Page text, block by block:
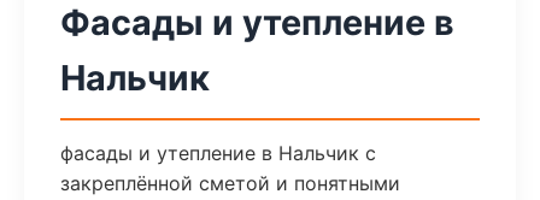
Фасады и утепление в
Нальчик
фасады и утепление в Нальчик с
закреплённой сметой и понятными